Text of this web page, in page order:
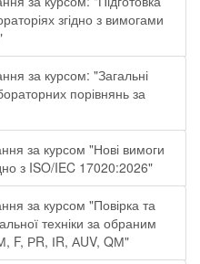
згідно з вимогами
за курсом: "Загальні
порівнянь за
за курсом "Нові вимоги
з ISO/IEC 17020:2026"
за курсом "Повірка та
техніки за обраним
F, РR, ІR, АUV, QМ"